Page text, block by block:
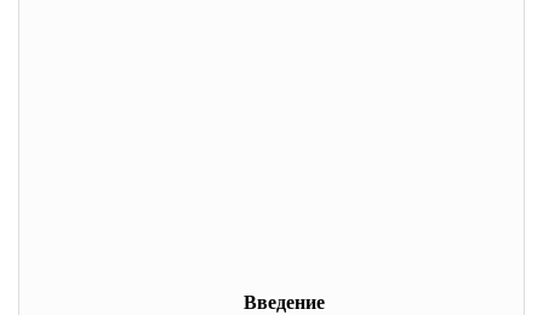
Введение